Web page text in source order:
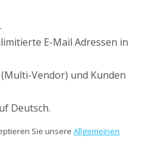
E-Mail Adressen in
Vendor) und Kunden
Deutsch.
Sie unsere Allgemeinen